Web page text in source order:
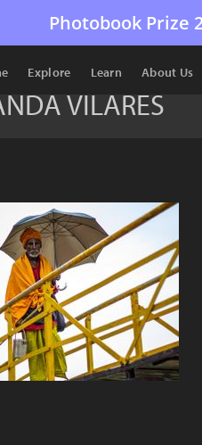
Photobook Prize
Explore Learn About Us
VILARES